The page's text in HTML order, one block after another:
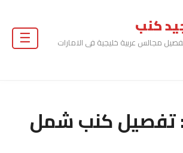
كنب
مجالس عربية خليجية فى الامارات
كنب شمل